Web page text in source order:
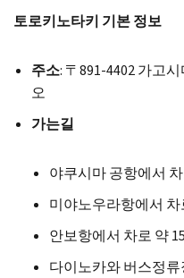
토로키노타키 기본 정보
주소: 〒891-4402 가고
오
가는길
야쿠시마 공항에서
미야노우라항에서 차
안보항에서 차로 약
다이노카와 버스정류